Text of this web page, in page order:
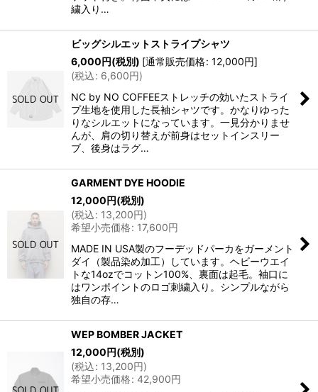
繍入り…
ビッグシルエットストライプシャツ
6,000円(税別) [通常販売価格: 12,000円]
(税込: 6,600円)
NC by NO COFFEEストレッチの効いたストライ
プ生地を使用した長袖シャツです。かなりゆった
りなシルエットになっています。一見分かりませ
んが、肩の切り替えが前身はセットインスリー
ブ、後身はラグ…
GARMENT DYE HOODIE
12,000円(税別)
(税込: 13,200円)
希望小売価格: 17,600円
MADE IN USA製のフーデッドパーカをガーメント
ダイ（製品染め加工）しています。ヘビーウエイ
トな14ozでコットン100%、裏面は起毛。袖口に
はワンポイントのロゴ刺繍入り。シンプルながら
独自の存…
WEP BOMBER JACKET
12,000円(税別)
(税込: 13,200円)
希望小売価格: 42,900円